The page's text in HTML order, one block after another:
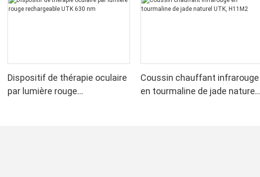
Dispositif de thérapie oculaire
par lumière rouge
Coussin chauffant infrarouge
en tourmaline de jade naturel